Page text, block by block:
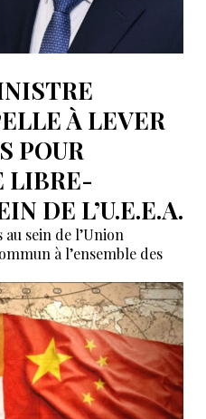
À LEVER
POUR
LIBRE-
DE L’U.E.E.A.
sein de l’Union
à l’ensemble des